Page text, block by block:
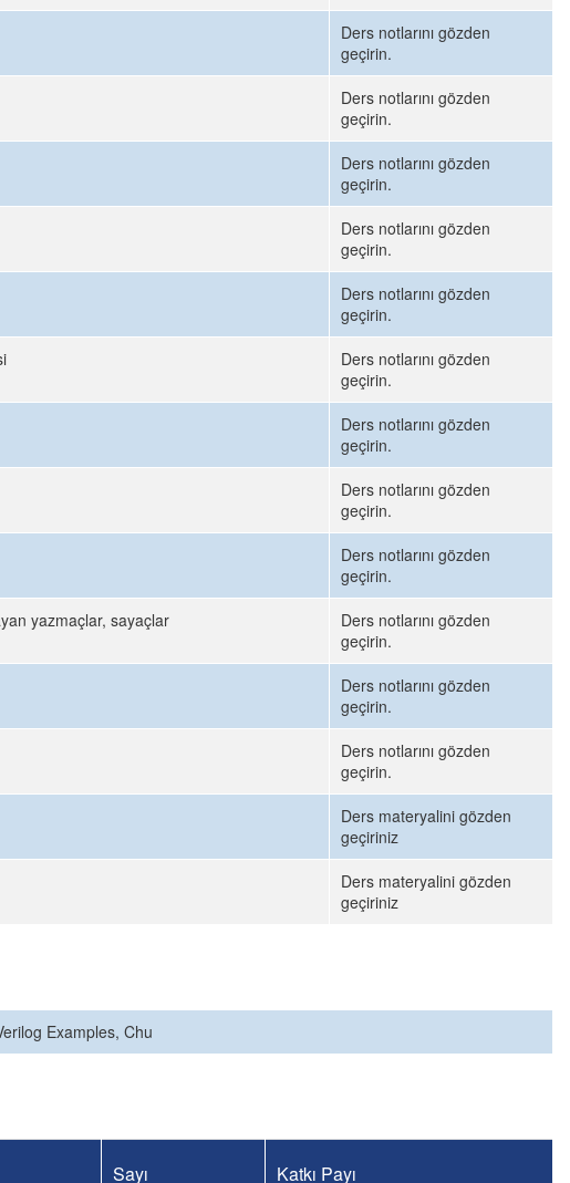
Ders notlarını gözden
geçirin.
Ders notlarını gözden
geçirin.
Ders notlarını gözden
geçirin.
Ders notlarını gözden
geçirin.
Ders notlarını gözden
geçirin.
Ders notlarını gözden
geçirin.
Ders notlarını gözden
geçirin.
Ders notlarını gözden
geçirin.
Ders notlarını gözden
geçirin.
yazmaçlar, sayaçlar
Ders notlarını gözden
geçirin.
Ders notlarını gözden
geçirin.
Ders notlarını gözden
geçirin.
Ders materyalini gözden
geçiriniz
Ders materyalini gözden
geçiriniz
Examples, Chu
Sayı Katkı Payı